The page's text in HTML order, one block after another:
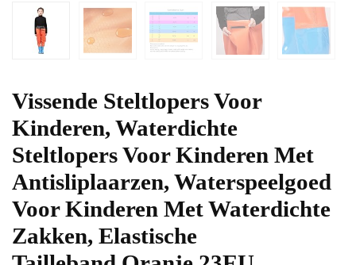
Vissende Steltlopers Voor
Kinderen, Waterdichte
Steltlopers Voor Kinderen Met
Antisliplaarzen, Waterspeelgoed
Voor Kinderen Met Waterdichte
Zakken, Elastische